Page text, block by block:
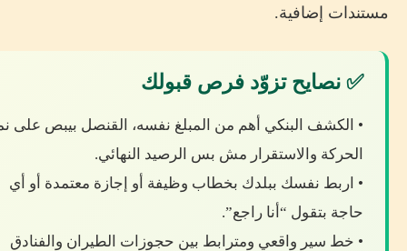
مستندات إضافية.
✅ نصايح تزوّد فرص قبولك
• الكشف البنكي أهم من المبلغ نفسه، القنصل بيبص على
الحركة والاستقرار مش بس الرصيد النهائي.
• اربط نفسك ببلدك بخطاب وظيفة أو إجازة معتمدة أو أي
حاجة بتقول “أنا راجع”.
• خط سير واقعي ومترابط بين حجوزات الطيران والفنادق